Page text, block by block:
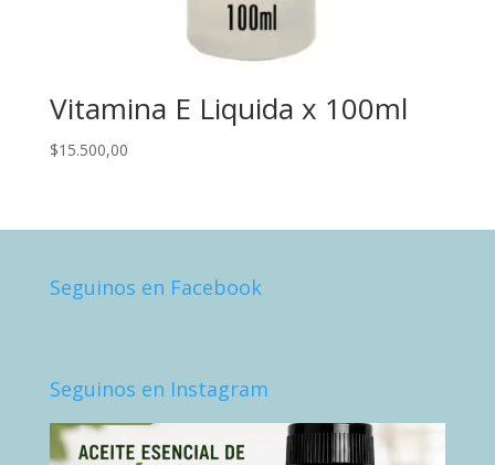
Vitamina E Liquida x 100ml
$15.500,00
Seguinos en Facebook
Seguinos en Instagram